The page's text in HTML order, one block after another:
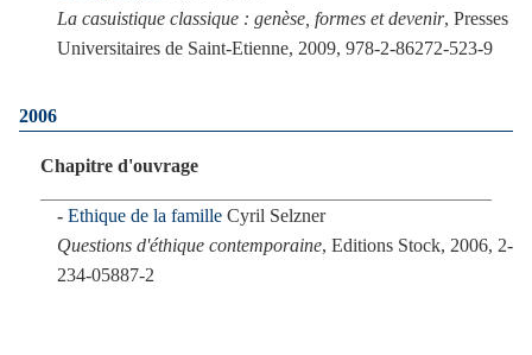
La casuistique classique : genèse, formes et devenir, Presses
Universitaires de Saint-Etienne, 2009, 978-2-86272-523-9
2006
Chapitre d'ouvrage
Ethique de la famille Cyril Selzner
Questions d'éthique contemporaine, Editions Stock, 2006, 2-
234-05887-2